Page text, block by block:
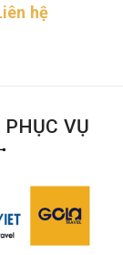
hệ
VỤ